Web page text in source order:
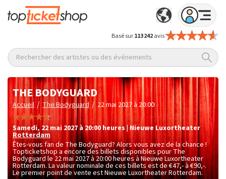
Basé sur113 242avis
Rechercher des artistes ou des événements
THE BODYGUARD
Accueil / The Bodyguard / 22 mai 2027 à 20:00
samedi, 22 mai 2027 à 20:00 heures |Nieuwe Luxortheater
Rotterdam
Êtes-vous fan de The Bodyguard? Alors vous avez de la chance !
Topticketshop a encore des billets disponibles pour The
Bodyguard le 22 mai 2027 à 20:00 heures à Nieuwe Luxortheater
Rotterdam. La valeur nominale de ces billets est de€47,- à €90,-.
Le premier point de vente est Nieuwe Luxortheater Rotterdam.